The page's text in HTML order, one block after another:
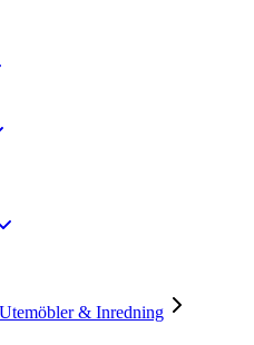
Utemöbler & Inredning